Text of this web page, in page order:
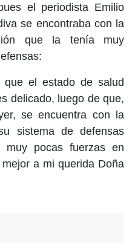
el periodista Emilio
se encontraba con la
que la tenía muy
que el estado de salud
delicado, luego de que,
se encuentra con la
sistema de defensas
muy pocas fuerzas en
a mi querida Doña